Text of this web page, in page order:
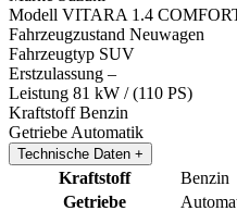
Modell VITARA 1.4
Fahrzeugzustand Neuwagen
Fahrzeugtyp SUV
Erstzulassung –
Leistung 81 kW / (110 PS)
Kraftstoff Benzin
Getriebe Automatik
Technische Daten +
Kraftstoff
Benzin
Getriebe